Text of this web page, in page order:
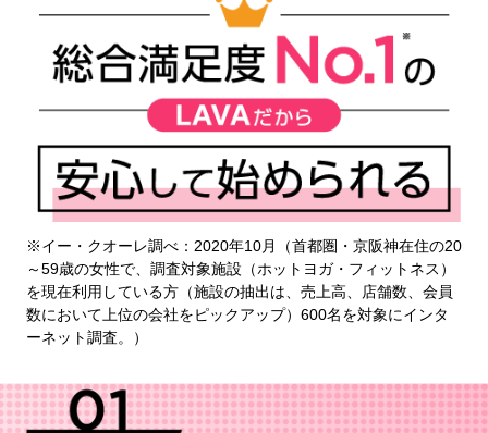
※イー・クオーレ調べ：2020年10月（首都圏・京阪神在住の20
～59歳の女性で、調査対象施設（ホットヨガ・フィットネス）
を現在利用している方（施設の抽出は、売上高、店舗数、会員
数において上位の会社をピックアップ）600名を対象にインタ
ーネット調査。）